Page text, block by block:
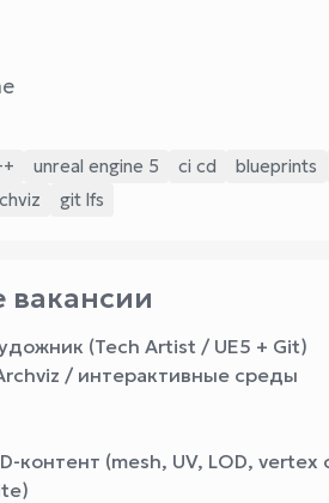
unreal engine 5 ci cd blueprints
git lfs
(Tech Artist / UE5 + Git)
/ интерактивные среды
контент (mesh, UV, LOD,